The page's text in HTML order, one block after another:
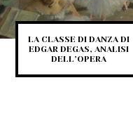
LA CLASSE DI DANZA DI
EDGAR DEGAS, ANALISI
DELL’OPERA